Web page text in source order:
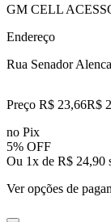
GM CELL
Endereço
Rua Senador
Preço R$ 23,66R$
no Pix
5% OFF
Ou 1x de R$ 24,90
Ver opções de